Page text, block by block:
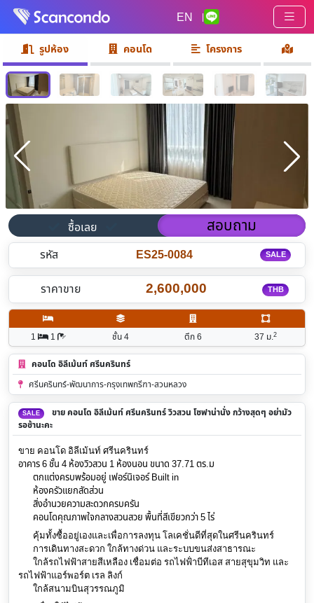
EN |
รูปห้อง คอนโด โครงการ
ซื้อเลย สอบถาม
รหัส ES25-0084 SALE
ราคาขาย 2,600,000 THB
1 1 ชั้น 4 ตึก 6 37 ม.2
คอนโด อิลีเม้นท์ ศรีนครินทร์
ศรีนครินทร์-พัฒนาการ-กรุงเทพกรีฑา-สวนหลวง
SALE
ขาย คอนโด อิลีเม้นท์ ศรีนครินทร์ วิวสวน โซฟาน่านั่ง กว้างสุดๆ อย่ามัว
รอช้านะคะ
ขาย คอนโด อิลีเม้นท์ ศรีนครินทร์
อาคาร 6 ชั้น 4 ห้องวิวสวน 1 ห้องนอน ขนาด 37.71 ตร.ม
ตกแต่งครบพร้อมอยู่ เฟอร์นิเจอร์ Built in
ห้องครัวแยกสัดส่วน
สิ่งอำนวยความสะดวกครบครัน
คอนโดคุณภาพใจกลางสวนสวย พื้นที่สีเขียวกว่า 5 ไร่
คุ้มทั้งซื้ออยู่เองและเพื่อการลงทุน โลเคชั่นดีที่สุดในศรีนครินทร์
การเดินทางสะดวก ใกล้ทางด่วน และระบบขนส่งสาธารณะ
ใกล้รถไฟฟ้าสายสีเหลือง เชื่อมต่อ รถไฟฟ้่าบีทีเอส สายสุขุมวิท และ
รถไฟฟ้าแอร์พอร์ต เรล ลิงก์
ใกล้สนามบินสุวรรณภูมิ